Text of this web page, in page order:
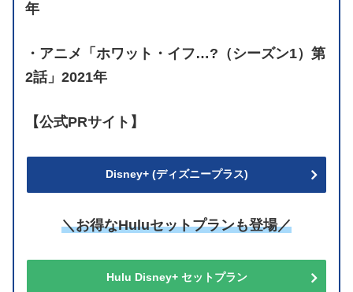
年
・アニメ「ホワット・イフ…?（シーズン1）第
2話」2021年
【公式PRサイト】
Disney+ (ディズニープラス)
＼お得なHuluセットプランも登場／
Hulu Disney+ セットプラン